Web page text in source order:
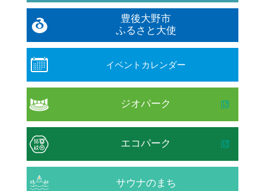
豊後大野市
ふるさと大使
イベントカレンダー
ジオパーク
エコパーク
サウナのまち